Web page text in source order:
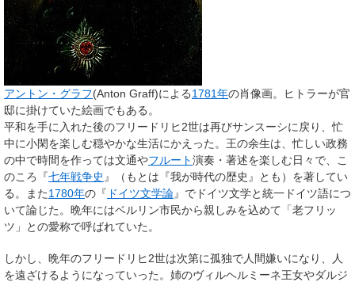
アントン・グラフ(Anton Graff)による1781年の肖像画。ヒトラーが官
邸に掛けていた絵画でもある。
平和を手に入れた後のフリードリヒ2世は再びサンスーシに戻り、忙
中に小閑を楽しむ穏やかな生活にかえった。王の余生は、忙しい政務
の中で時間を作っては文通やフルート演奏・著述を楽しむ日々で、こ
のころ『七年戦争史 』（もとは『我が時代の歴史』とも）を著してい
る。また1780年の『 ドイツ文学論』でドイツ文学と統一ドイツ語につ
いて論じた。晩年にはベルリン市民から親しみを込めて「老フリッ
ツ」との愛称で呼ばれていた。
しかし、晩年のフリードリヒ2世は次第に孤独で人間嫌いになり、人
を遠ざけるようになっていった。姉のヴィルヘルミーネ王女やダルジ